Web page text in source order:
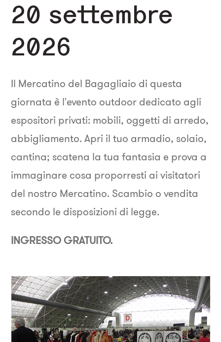
20 settembre
2026
Il Mercatino del Bagagliaio di questa
giornata è l'evento outdoor dedicato agli
espositori privati: mobili, oggetti di arredo,
abbigliamento. Apri il tuo armadio, solaio,
cantina; scatena la tua fantasia e prova a
immaginare cosa proporresti ai visitatori
del nostro Mercatino. Scambio o vendita
secondo le disposizioni di legge.
INGRESSO GRATUITO.